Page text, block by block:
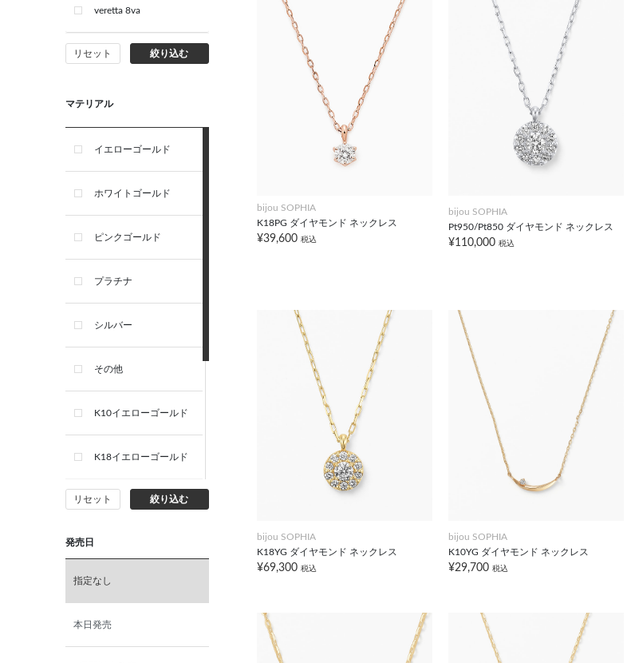
veretta 8va
リセット 絞り込む
マテリアル
イエローゴールド
ホワイトゴールド
ピンクゴールド
プラチナ
シルバー
その他
K10イエローゴールド
K18イエローゴールド
K10ホワイトゴールド
K10ピンクゴールド
K18ピンクゴールド
リセット 絞り込む
発売日
指定なし
本日発売
bijou SOPHIA
K18PG ダイヤモンド ネックレス
¥39,600 税込
bijou SOPHIA
Pt950/Pt850 ダイヤモンド ネックレス
¥110,000 税込
bijou SOPHIA
K18YG ダイヤモンド ネックレス
¥69,300 税込
bijou SOPHIA
K10YG ダイヤモンド ネックレス
¥29,700 税込